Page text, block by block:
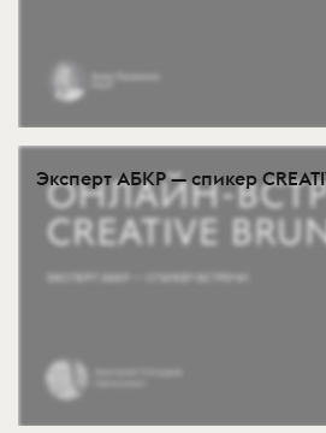
Эксперт АБКР — спикер